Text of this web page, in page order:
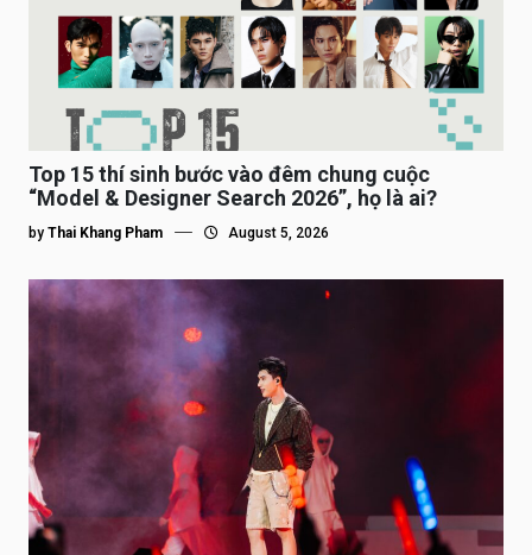
Top 15 thí sinh bước vào đêm chung cuộc
“Model & Designer Search 2026”, họ là ai?
by Thai Khang Pham August 5, 2026